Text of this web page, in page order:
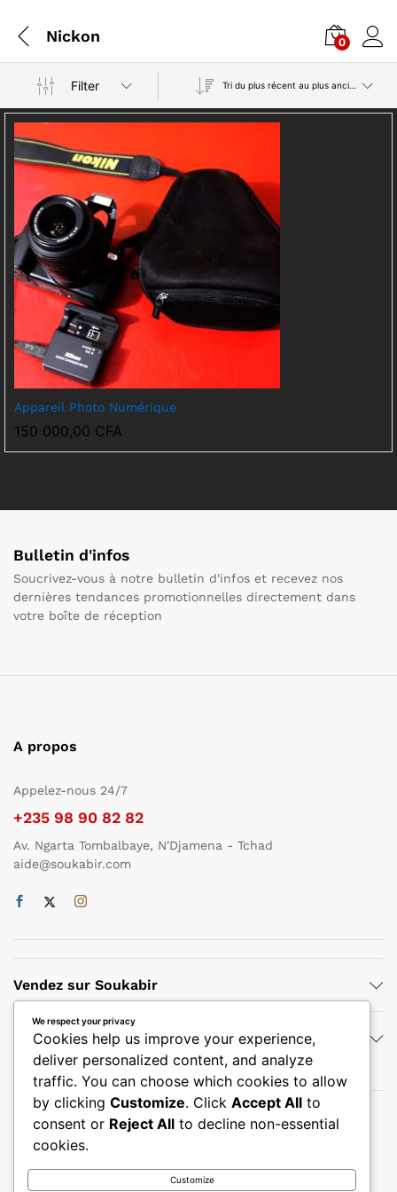
Nickon 0
Filter Tri du plus récent au plus ancien
Appareil Photo Numérique
150 000,00 CFA
Bulletin d'infos
Soucrivez-vous à notre bulletin d'infos et recevez nos
dernières tendances promotionnelles directement dans
votre boîte de réception
A propos
Appelez-nous 24/7
+235 98 90 82 82
Av. Ngarta Tombalbaye, N'Djamena - Tchad
aide@soukabir.com
Vendez sur Soukabir
Politiques
Nous acceptons le paiement par
We respect your privacy
Cookies help us improve your experience,
deliver personalized content, and analyze
traffic. You can choose which cookies to allow
by clicking Customize. Click Accept All to
consent or Reject All to decline non-essential
cookies.
Customize